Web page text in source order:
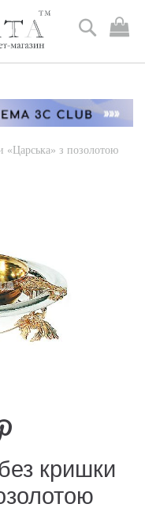
Пошук
«Царська» з позолотою
кришки